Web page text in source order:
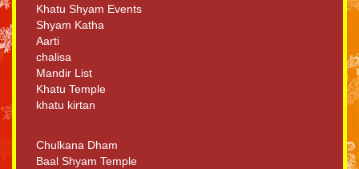
Khatu Shyam Events
Shyam Katha
Aarti
chalisa
Mandir List
Khatu Temple
khatu kirtan
Chulkana Dham
Baal Shyam Temple